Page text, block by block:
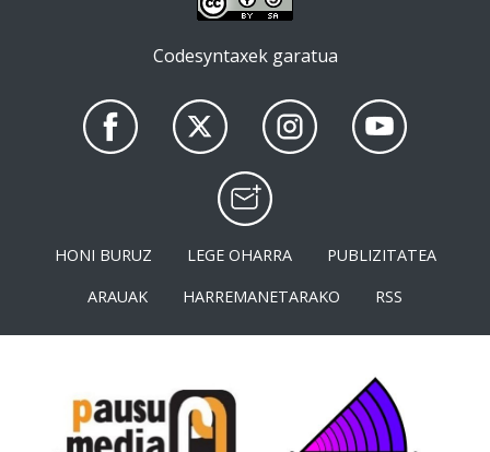
Codesyntaxek garatua
HONI BURUZ LEGE OHARRA
PUBLIZITATEA
ARAUAK
HARREMANETARAKO RSS